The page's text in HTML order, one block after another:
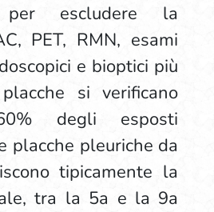
per escludere la
PET, RMN, esami
e bioptici più
si verificano
degli esposti
placche pleuriche da
tipicamente la
tra la 5a e la 9a